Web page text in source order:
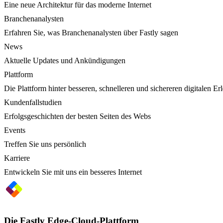
Eine neue Architektur für das moderne Internet
Branchenanalysten
Erfahren Sie, was Branchenanalysten über Fastly sagen
News
Aktuelle Updates und Ankündigungen
Plattform
Die Plattform hinter besseren, schnelleren und sichereren digitalen
Kundenfallstudien
Erfolgsgeschichten der besten Seiten des Webs
Events
Treffen Sie uns persönlich
Karriere
Entwickeln Sie mit uns ein besseres Internet
Die Fastly Edge-Cloud-Plattform